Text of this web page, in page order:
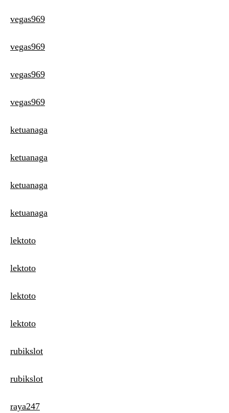
vegas969
vegas969
vegas969
vegas969
ketuanaga
ketuanaga
ketuanaga
ketuanaga
lektoto
lektoto
lektoto
lektoto
rubikslot
rubikslot
raya247